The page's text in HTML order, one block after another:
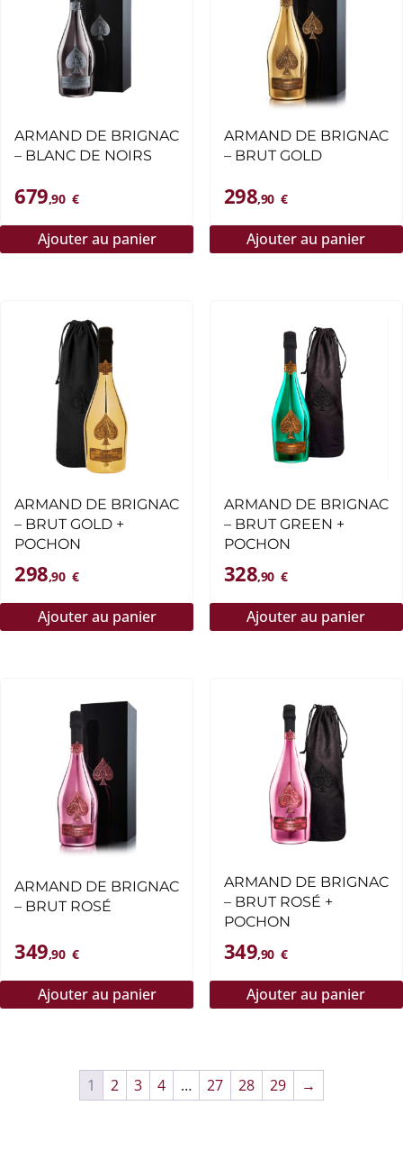
ARMAND DE BRIGNAC
– BLANC DE NOIRS
679,90 €
Ajouter au panier
ARMAND DE BRIGNAC
– BRUT GOLD
298,90 €
Ajouter au panier
ARMAND DE BRIGNAC
– BRUT GOLD +
POCHON
298,90 €
Ajouter au panier
ARMAND DE BRIGNAC
– BRUT GREEN +
POCHON
328,90 €
Ajouter au panier
ARMAND DE BRIGNAC
– BRUT ROSÉ
349,90 €
Ajouter au panier
ARMAND DE BRIGNAC
– BRUT ROSÉ +
POCHON
349,90 €
Ajouter au panier
1 2 3 4 … 27 28 29 →